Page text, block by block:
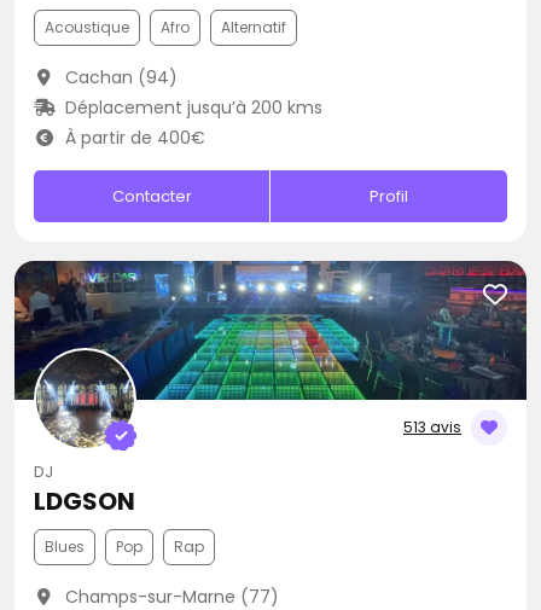
Acoustique Afro Alternatif
Cachan (94)
Déplacement jusqu’à 200 kms
À partir de 400€
Contacter Profil
513 avis
DJ
LDGSON
Blues Pop Rap
Champs-sur-Marne (77)